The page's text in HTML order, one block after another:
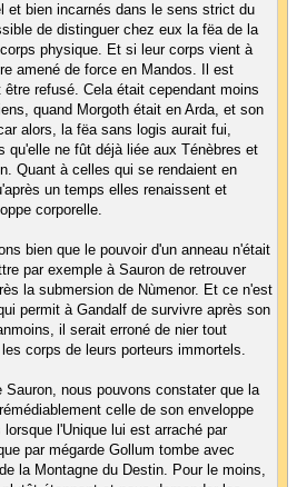
et bien incarnés dans le sens strict du
de distinguer chez eux la fëa de la
physique. Et si leur corps vient à
amené de force en Mandos. Il est
refusé. Cela était cependant moins
quand Morgoth était en Arda, et son
alors, la fëa sans logis aurait fui,
qu'elle ne fût déjà liée aux Ténèbres et
Quant à celles qui se rendaient en
un temps elles renaissent et
corporelle.
bien que le pouvoir d'un anneau n'était
par exemple à Sauron de retrouver
la submersion de Nùmenor. Et ce n'est
permit à Gandalf de survivre après son
il serait erroné de nier tout
corps de leurs porteurs immortels.
Sauron, nous pouvons constater que la
celle de son enveloppe
l'Unique lui est arraché par
par mégarde Gollum tombe avec
la Montagne du Destin. Pour le moins,